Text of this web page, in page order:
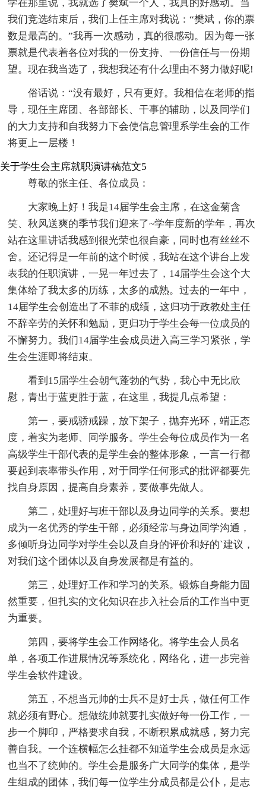
学在那里说，我就选了樊斌一个人，我真的好感动。当
我们竞选结束后，我们上任主席对我说：“樊斌，你的票
数是最高的。”我再一次感动，真的很感动。因为每一张
票就是代表着各位对我的一份支持、一份信任与一份期
望。现在我当选了，我想我还有什么理由不努力做好呢!
俗话说：“没有最好，只有更好。我相信在老师的指
导，现任主席团、各部部长、干事的辅助，以及同学们
的大力支持和自我努力下会使信息管理系学生会的工作
将更上一层楼！
关于学生会主席就职演讲稿范文5
尊敬的张主任、各位成员：
大家晚上好！我是14届学生会主席，在这金菊含
笑、秋风送爽的季节我们迎来了~学年度新的学年，再次
站在这里讲话我感到很光荣也很自豪，同时也有丝丝不
舍。还记得是一年前的这个时候，我站在这个讲台上发
表我的任职演讲，一晃一年过去了，14届学生会这个大
集体给了我太多的历练，太多的成熟。过去的一年中，
14届学生会创造出了不菲的成绩，这归功于政教处主任
不辞辛劳的关怀和勉励，更归功于学生会每一位成员的
不懈努力。我们14届学生会成员进入高三学习紧张，学
生会生涯即将结束。
看到15届学生会朝气蓬勃的气势，我心中无比欣
慰，青出于蓝更胜于蓝，在这里，我提几点希望：
第一，要戒骄戒躁，放下架子，抛弃光环，端正态
度，着实为老师、同学服务。学生会每位成员作为一名
高级学生干部代表的是学生会的整体形象，一言一行都
要起到表率带头作用，对于同学任何形式的批评都要先
找自身原因，提高自身素养，要做事先做人。
第二，处理好与班干部以及身边同学的关系。要想
成为一名优秀的学生干部，必须经常与身边同学沟通，
多倾听身边同学对学生会以及自身的评价和好的`建议，
对我们这个团体以及自身发展都是有益的。
第三，处理好工作和学习的关系。锻炼自身能力固
然重要，但扎实的文化知识在步入社会后的工作当中更
为重要。
第四，要将学生会工作网络化。将学生会人员名
单，各项工作进展情况等系统化，网络化，进一步完善
学生会软件建设。
第五，不想当元帅的士兵不是好士兵，做任何工作
就必须有野心。想做统帅就要扎实做好每一份工作，一
步一个脚印，严格要求自我，不断积累成就感，努力完
善自我。一个连横幅怎么挂都不知道学生会成员是永远
也当不了统帅的。学生会是服务广大同学的集体，是学
生组成的团体，我们每一位学生分成员都是公仆，是志